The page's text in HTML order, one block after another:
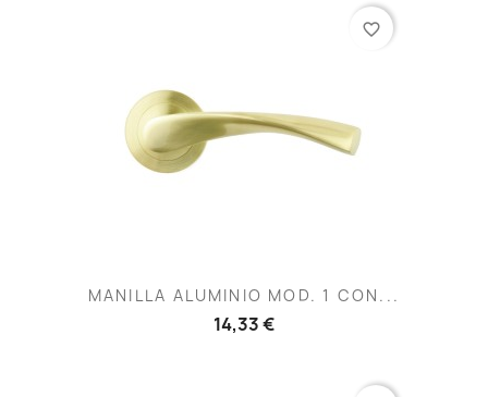
MANILLA ALUMINIO MOD. 1 CON...
14,33 €
favorite_border